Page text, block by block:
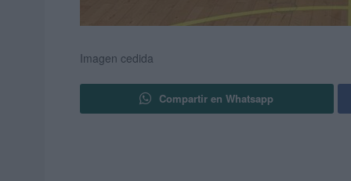
Imagen cedida
Compartir en Whatsapp